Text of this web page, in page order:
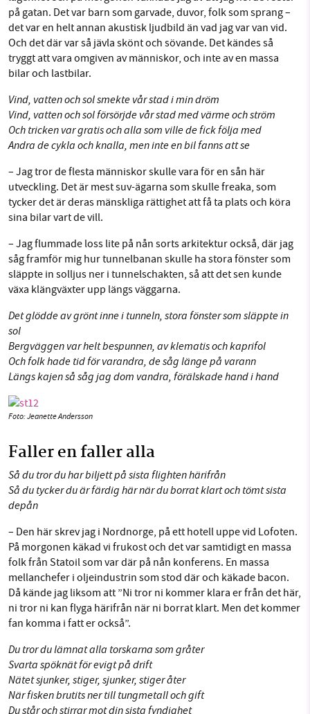
på gatan. Det var barn som garvade, duvor, folk som sprang –
det var en helt annan akustisk ljudbild än vad jag var van vid.
Och det där var så jävla skönt och sövande. Det kändes så
tryggt att vara omgiven av människor, och inte av en massa
bilar och lastbilar.
Vind, vatten och sol smekte vår stad i min dröm
Vind, vatten och sol försörjde vår stad med värme och ström
Och tricken var gratis och alla som ville de fick följa med
Andra de cykla och knalla, men inte en bil fanns att se
– Jag tror de flesta människor skulle vara för en sån här
utveckling. Det är mest suv-ägarna som skulle freaka, som
tycker det är deras mänskliga rättighet att få ta plats och köra
sina bilar vart de vill.
– Jag flummade loss lite på nån sorts arkitektur också, där jag
såg framför mig hur tunnelbanan skulle ha stora fönster som
släppte in solljus ner i tunnelschakten, så att det sen kunde
växa klängväxter upp längs väggarna.
Det glödde av grönt inne i tunneln, stora fönster som släppte in
sol
Bergväggen var helt bespunnen, av klematis och kaprifol
Och folk hade tid för varandra, de såg länge på varann
Längs kajen så såg jag dom vandra, förälskade hand i hand
Foto: Jeanette Andersson
Faller en faller alla
Så du tror du har biljett på sista flighten härifrån
Så du tycker du är färdig här när du borrat klart och tömt sista
depån
– Den här skrev jag i Nordnorge, på ett hotell uppe vid Lofoten.
På morgonen käkad vi frukost och det var samtidigt en massa
folk från Statoil som var där på nån konferens. En massa
mellanchefer i oljeindustrin som stod där och käkade bacon.
Då kände jag liksom att ”Ni tror ni kommer klara er från det här,
ni tror ni kan flyga härifrån när ni borrat klart. Men det kommer
fan komma i fatt er också”.
Du tror du lämnat alla torskarna som gråter
Svarta spöknät för evigt på drift
Nätet sjunker, stiger, sjunker, stiger åter
När fisken brutits ner till tungmetall och gift
Du står och stirrar mot din sista fyndighet